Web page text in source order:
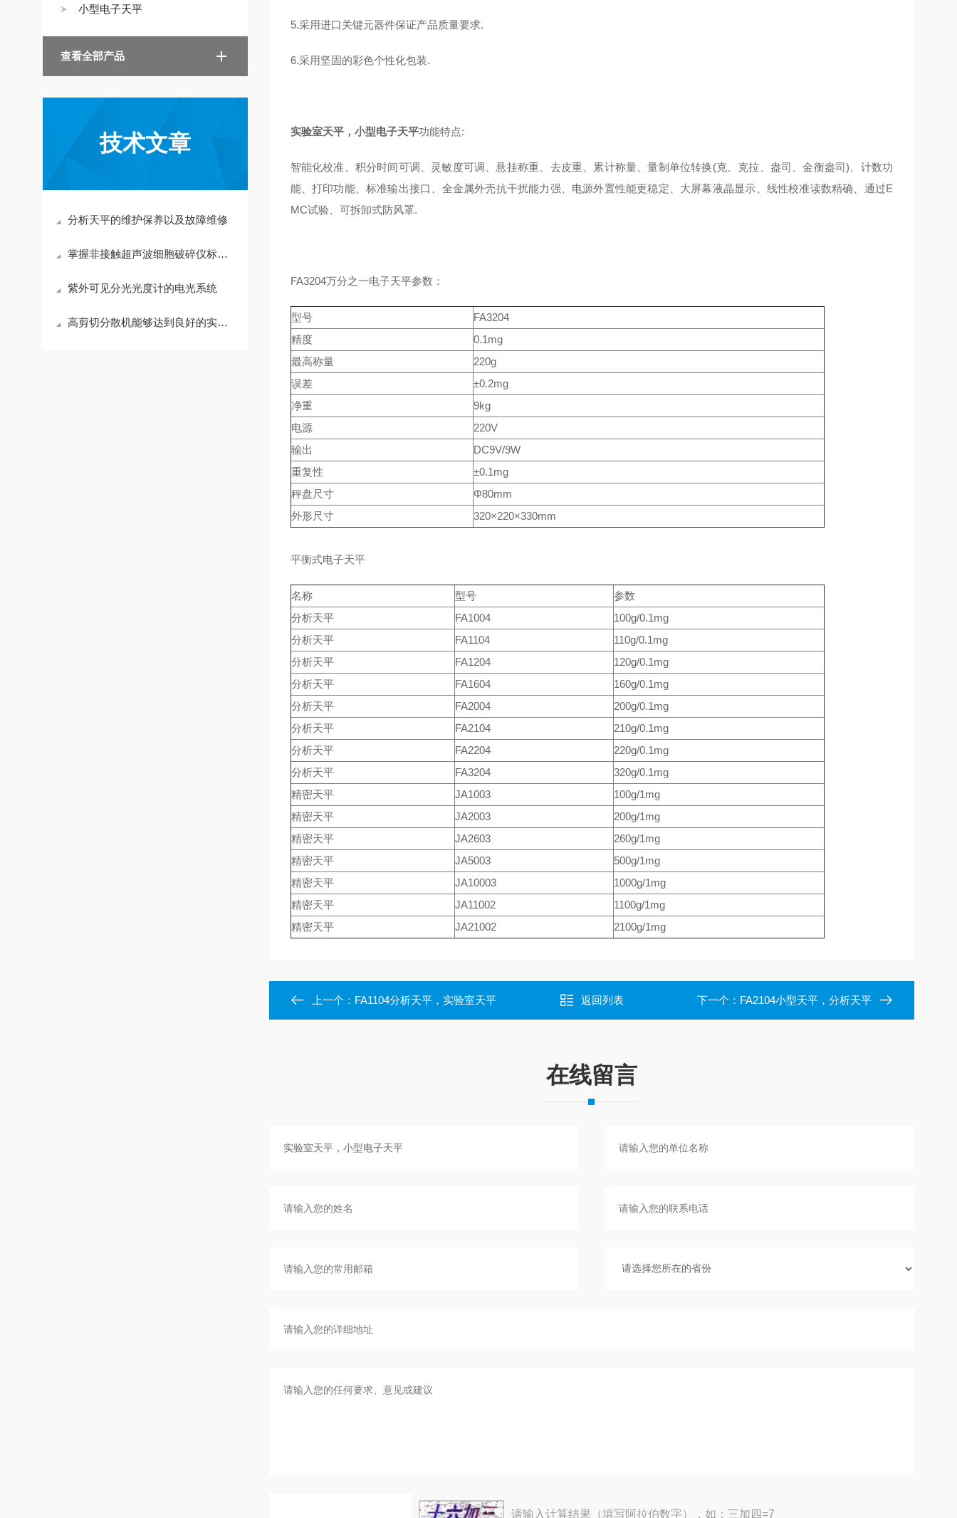
小型电子天平
查看全部产品
技术文章
分析天平的维护保养以及故障维修
掌握非接触超声波细胞破碎仪标准操作流程确保实验结果的稳定性
紫外可见分光光度计的电光系统
高剪切分散机能够达到良好的实验效果
5.采用进口关键元器件保证产品质量要求.
6.采用坚固的彩色个性化包装.
实验室天平，小型电子天平功能特点:
智能化校准、积分时间可调、灵敏度可调、悬挂称重、去皮重、累计称量、量制单位转换(克、克拉、盎司、金衡盎司)、计数功
能、打印功能、标准输出接口、全金属外壳抗干扰能力强、电源外置性能更稳定、大屏幕液晶显示、线性校准读数精确、通过E
MC试验、可拆卸式防风罩.
FA3204万分之一电子天平参数：
型号
FA3204
精度
0.1mg
最高称量
220g
误差
±0.2mg
净重
9kg
电源
220V
输出
DC9V/9W
重复性
±0.1mg
秤盘尺寸
Φ80mm
外形尺寸
320×220×330mm
平衡式电子天平
名称 型号
参数
分析天平
FA1004
100g/0.1mg
分析天平
FA1104
110g/0.1mg
分析天平
FA1204
120g/0.1mg
分析天平
FA1604
160g/0.1mg
分析天平
FA2004
200g/0.1mg
分析天平
FA2104
210g/0.1mg
分析天平
FA2204
220g/0.1mg
分析天平
FA3204
320g/0.1mg
精密天平
JA1003
100g/1mg
精密天平
JA2003
200g/1mg
精密天平
JA2603
260g/1mg
精密天平
JA5003
500g/1mg
精密天平
JA10003
1000g/1mg
精密天平
JA11002
1100g/1mg
精密天平
JA21002 2100g/1mg
上一个： FA1104分析天平，实验室天平 返回列表 下一个： FA2104小型天平，分析天平
在线留言
请输入计算结果（填写阿拉伯数字），如：三加四=7